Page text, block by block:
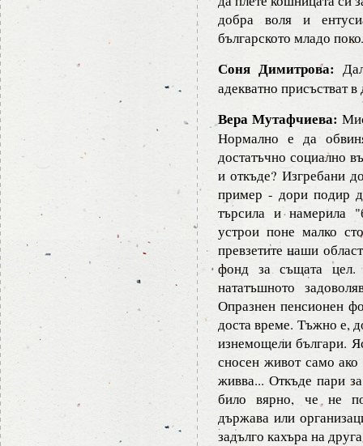
добра воля и
българското младо
Соня Димитрова:
адекватно присъстват
Вера Мутафчиева:
Нормално е да
достатъчно социално
и откъде? Изгребани
пример - дори подир
търсила и намерила
устрои поне малко
превзетите наши
фонд за същата
нататъшното
Опразнен пенсионен
доста време. Тъжно е,
изнемощели българи.
сносен живот само
живва... Откъде пари
било вярно, че не
държава или
задълго кахъра на